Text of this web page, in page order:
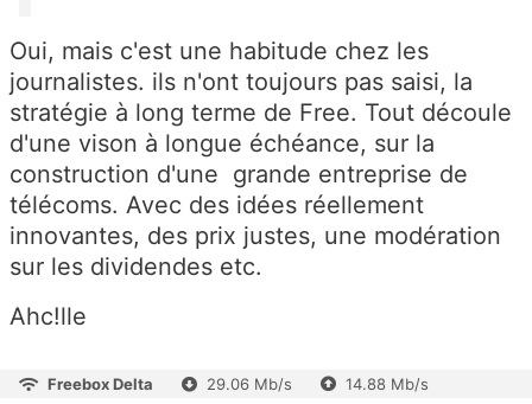
Oui, mais c'est une habitude chez les
journalistes. ils n'ont toujours pas saisi, la
stratégie à long terme de Free. Tout découle
d'une vison à longue échéance, sur la
construction d'une grande entreprise de
télécoms. Avec des idées réellement
innovantes, des prix justes, une modération
sur les dividendes etc.
Ahc!lle
Freebox Delta 29.06 Mb/s 14.88 Mb/s